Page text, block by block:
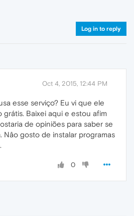
Log in to reply
Oct 4, 2015, 12:44 PM
esse serviço? Eu vi que ele
grátis. Baixei aqui e estou afim
de opiniões para saber se
Nâo gosto de instalar programas
0